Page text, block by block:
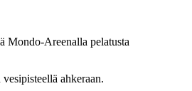
Mondo-Areenalla pelatusta
ahkeraan.